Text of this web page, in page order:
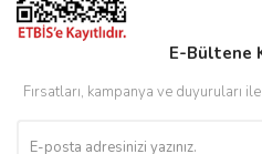
E-Bültene
Fırsatları, kampanya ve duyuruları